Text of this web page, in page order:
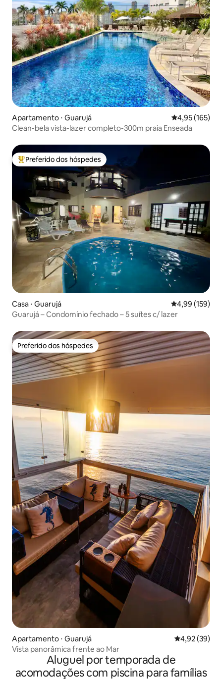
Apartamento ⋅ Guarujá 4,95 de uma
4,95 (165)
Clean-bela vista-lazer completo-300m praia Enseada
Entre os melhores preferidos dos hóspedes
Preferido dos hóspedes
Casa ⋅ Guarujá 4,99 de uma
4,99 (159)
Guarujá – Condomínio fechado – 5 suítes c/ lazer
Preferido dos hóspedes
Preferido dos hóspedes
Apartamento ⋅ Guarujá 4,92 de uma
4,92 (39)
Vista panorâmica frente ao Mar
Aluguel por temporada de
acomodações com piscina para famílias